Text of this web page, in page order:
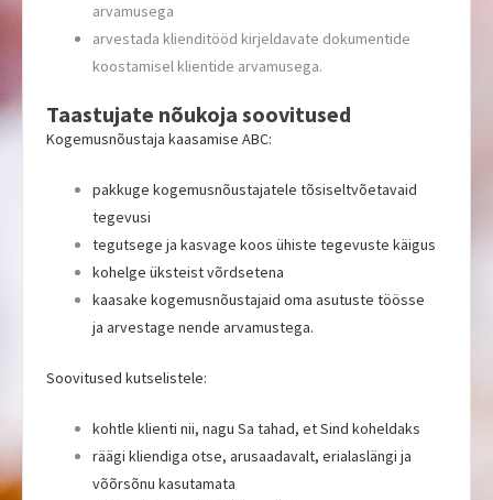
arvamusega
arvestada klienditööd kirjeldavate dokumentide
koostamisel klientide arvamusega.
Taastujate nõukoja soovitused
Kogemusnõustaja kaasamise ABC:
pakkuge kogemusnõustajatele tõsiseltvõetavaid
tegevusi
tegutsege ja kasvage koos ühiste tegevuste käigus
kohelge üksteist võrdsetena
kaasake kogemusnõustajaid oma asutuste töösse
ja arvestage nende arvamustega.
Soovitused kutselistele:
kohtle klienti nii, nagu Sa tahad, et Sind koheldaks
räägi kliendiga otse, arusaadavalt, erialaslängi ja
võõrsõnu kasutamata